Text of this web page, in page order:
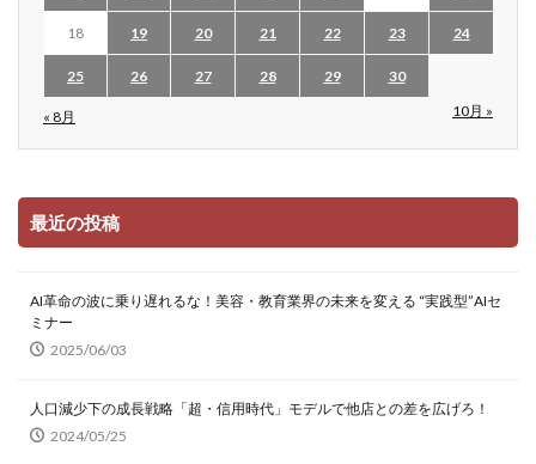
« 8月 10月 »
18 19 20 21 22 23 24
25 26 27 28 29 30
最近の投稿
AI革命の波に乗り遅れるな！美容・教育業界の未来を変える “実践型”AIセ
ミナー
2025/06/03
人口減少下の成長戦略「超・信用時代」モデルで他店との差を広げろ！
2024/05/25